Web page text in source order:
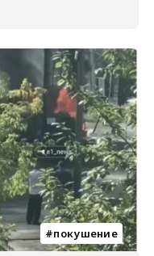
покушение